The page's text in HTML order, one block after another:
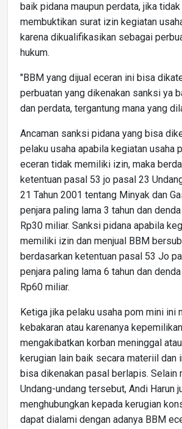
baik pidana maupun perdata, jika
membuktikan surat izin kegiatan
karena dikualifikasikan sebagai
hukum.
"BBM yang dijual eceran ini bisa
perbuatan yang dikenakan sanksi ya
dan perdata, tergantung mana yang
Ancaman sanksi pidana yang bisa
pelaku usaha apabila kegiatan usaha
eceran tidak memiliki izin, maka
ketentuan pasal 53 jo pasal 23
21 Tahun 2001 tentang Minyak dan
penjara paling lama 3 tahun dan
Rp30 miliar. Sanksi pidana apabila
memiliki izin dan menjual BBM
berdasarkan ketentuan pasal 53 Jo
penjara paling lama 6 tahun dan
Rp60 miliar.
Ketiga jika pelaku usaha pom mini ini
kebakaran atau karenanya
mengakibatkan korban meninggal
kerugian lain baik secara materiil dan
bisa dikenakan pasal berlapis. Selain
Undang-undang tersebut, Andi Harun
menghubungkan kepada kerugian
dapat dialami dengan adanya BBM